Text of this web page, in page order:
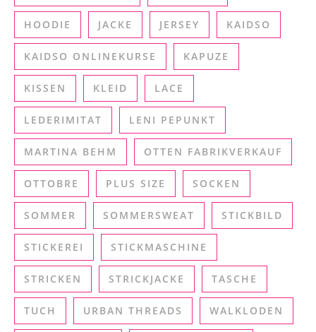
HOODIE JACKE JERSEY KAIDSO
KAIDSO ONLINEKURSE KAPUZE
KISSEN KLEID LACE
LEDERIMITAT LENI PEPUNKT
MARTINA BEHM OTTEN FABRIKVERKAUF
OTTOBRE PLUS SIZE SOCKEN
SOMMER SOMMERSWEAT STICKBILD
STICKEREI STICKMASCHINE
STRICKEN STRICKJACKE TASCHE
TUCH URBAN THREADS WALKLODEN